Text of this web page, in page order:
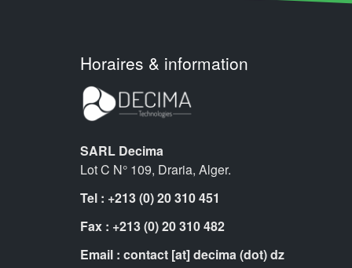
Horaires & information
SARL Decima
Lot C N° 109, Draria, Alger.
Tel : +213 (0) 20 310 451
Fax : +213 (0) 20 310 482
Email : contact [at] decima (dot) dz